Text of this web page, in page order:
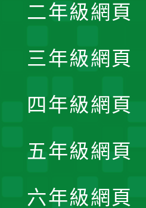
二年級網頁
三年級網頁
四年級網頁
五年級網頁
六年級網頁